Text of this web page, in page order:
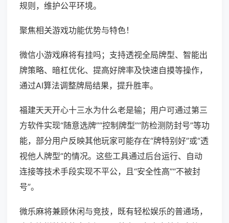
规则，维护公平环境。
聚焦相关游戏功能优势与特色！
微信小游戏麻将有挂吗；支持透视全局牌型、智能出
牌策略、暗杠优化、提高好牌率及快速自摸等操作，
通过AI算法调整牌局结果，提升胜率。
福建天天开心十三水为什么老是输；用户可通过第三
方软件实现“随意选牌”“控制牌型”“防检测防封号”等功
能，部分用户反映其他玩家可能存在“牌特别好”或“透
视他人牌型”的情况。这些工具通过后台运行、自动
连接等技术手段实现不平公，且“安全性高”“不被封
号”。
微乐麻将兼顾休闲与竞技，既有轻松娱乐的普通场，